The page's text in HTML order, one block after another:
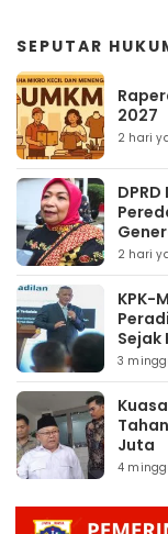
SEPUTAR
2027
2 hari
2 hari
KPK-
Sejak
3
Juta
4